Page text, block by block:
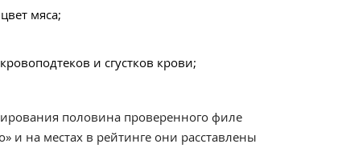
мяса;
и сгустков крови;
половина проверенного филе
и на местах в рейтинге они расставлены